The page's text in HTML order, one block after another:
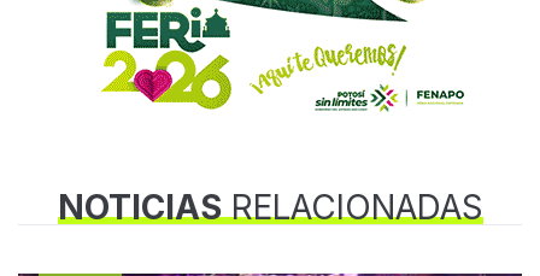
NOTICIASRELACIONADAS